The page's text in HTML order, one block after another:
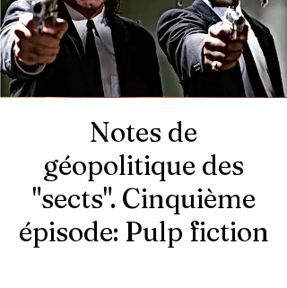
Notes de
géopolitique des
"sects". Cinquième
épisode: Pulp fiction